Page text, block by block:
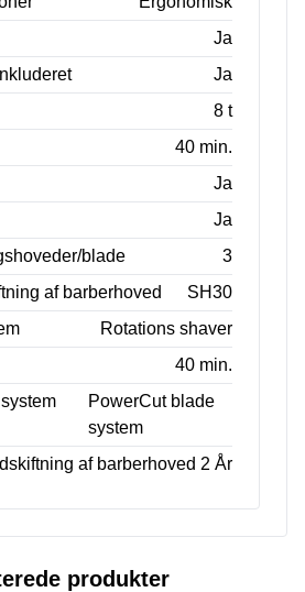
Ja
Ja
8 t
40 min.
Ja
Ja
blade
3
af barberhoved
SH30
Rotations shaver
40 min.
PowerCut blade
system
af barberhoved 2 År
produkter